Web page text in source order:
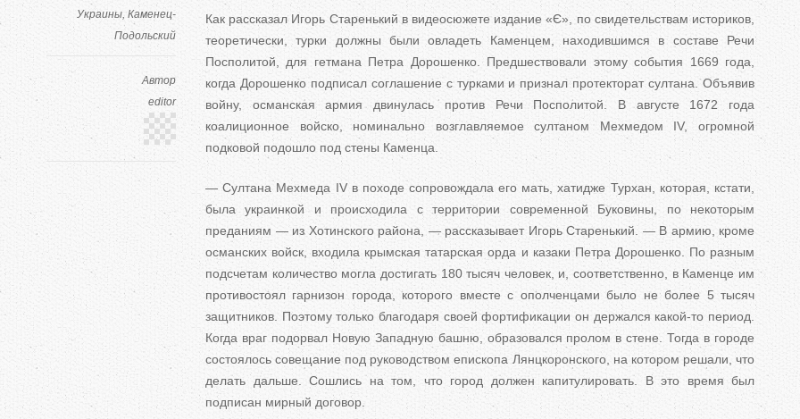
Украины Каменец-
Подольский
Автор
editor
Как рассказал Игорь Старенький в видеосюжете издание «Є», по свидетельствам историков,
теоретически, турки должны были овладеть Каменцем, находившимся в составе Речи
Посполитой, для гетмана Петра Дорошенко. Предшествовали этому события 1669 года,
когда Дорошенко подписал соглашение с турками и признал протекторат султана. Объявив
войну, османская армия двинулась против Речи Посполитой. В августе 1672 года
коалиционное войско, номинально возглавляемое султаном Мехмедом IV, огромной
подковой подошло под стены Каменца.
— Султана Мехмеда IV в походе сопровождала его мать, хатидже Турхан, которая, кстати,
была украинкой и происходила с территории современной Буковины, по некоторым
преданиям — из Хотинского района, — рассказывает Игорь Старенький. — В армию, кроме
османских войск, входила крымская татарская орда и казаки Петра Дорошенко. По разным
подсчетам количество могла достигать 180 тысяч человек, и, соответственно, в Каменце им
противостоял гарнизон города, которого вместе с ополченцами было не более 5 тысяч
защитников. Поэтому только благодаря своей фортификации он держался какой-то период.
Когда враг подорвал Новую Западную башню, образовался пролом в стене. Тогда в городе
состоялось совещание под руководством епископа Лянцкоронского, на котором решали, что
делать дальше. Сошлись на том, что город должен капитулировать. В это время был
подписан мирный договор.